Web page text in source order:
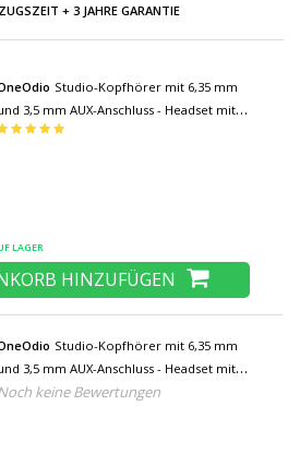
UND GROSSE AUSWAHL
Studio-Kopfhörer mit 6,35 mm
3,5 mm AUX-Anschluss - Headset mit
DJ-Kopfhörer Grau
LAGER
HINZUFÜGEN
Studio-Kopfhörer mit 6,35 mm
3,5 mm AUX-Anschluss - Headset mit
DJ-Kopfhörer Schwarz
keine Bewertungen